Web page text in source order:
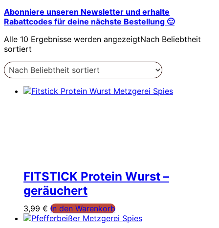
Abonniere unseren Newsletter und erhalte
Rabattcodes für deine nächste Bestellung 🙂
Alle 10 Ergebnisse werden angezeigtNach Beliebtheit
sortiert
FITSTICK Protein Wurst –
geräuchert
3,99 € In den Warenkorb